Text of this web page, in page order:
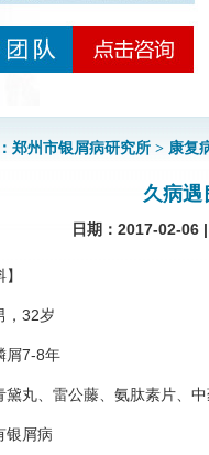
郑州市银屑病研究所 > 康复
久病遇
日期：2017-02-06
，32岁
屑7-8年
黛丸、雷公藤、氨肽素片、
银屑病